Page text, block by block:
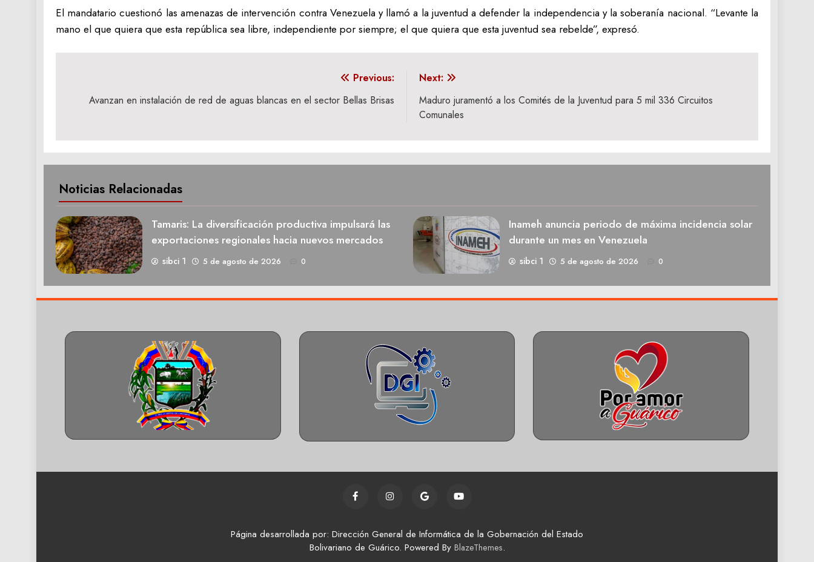
El mandatario cuestionó las amenazas de intervención contra Venezuela y llamó a la juventud a defender la independencia y la soberanía nacional. “Levante la
mano el que quiera que esta república sea libre, independiente por siempre; el que quiera que esta juventud sea rebelde”, expresó.
Previous:
Avanzan en instalación de red de aguas blancas en el sector Bellas Brisas
Next:
Maduro juramentó a los Comités de la Juventud para 5 mil 336 Circuitos
Comunales
Noticias Relacionadas
Tamaris: La diversificación productiva impulsará las
exportaciones regionales hacia nuevos mercados
sibci 1 5 de agosto de 2026 0
Inameh anuncia periodo de máxima incidencia solar
durante un mes en Venezuela
sibci 1 5 de agosto de 2026 0
Página desarrollada por: Dirección General de Informática de la Gobernación del Estado
Bolivariano de Guárico. Powered By BlazeThemes.